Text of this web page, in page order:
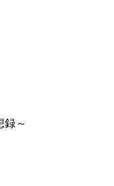
録～